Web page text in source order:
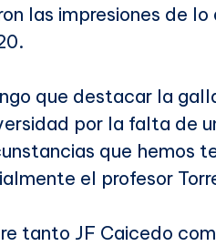
las impresiones de
que destacar la
por la falta de
que hemos
el profesor
tanto JF Caicedo